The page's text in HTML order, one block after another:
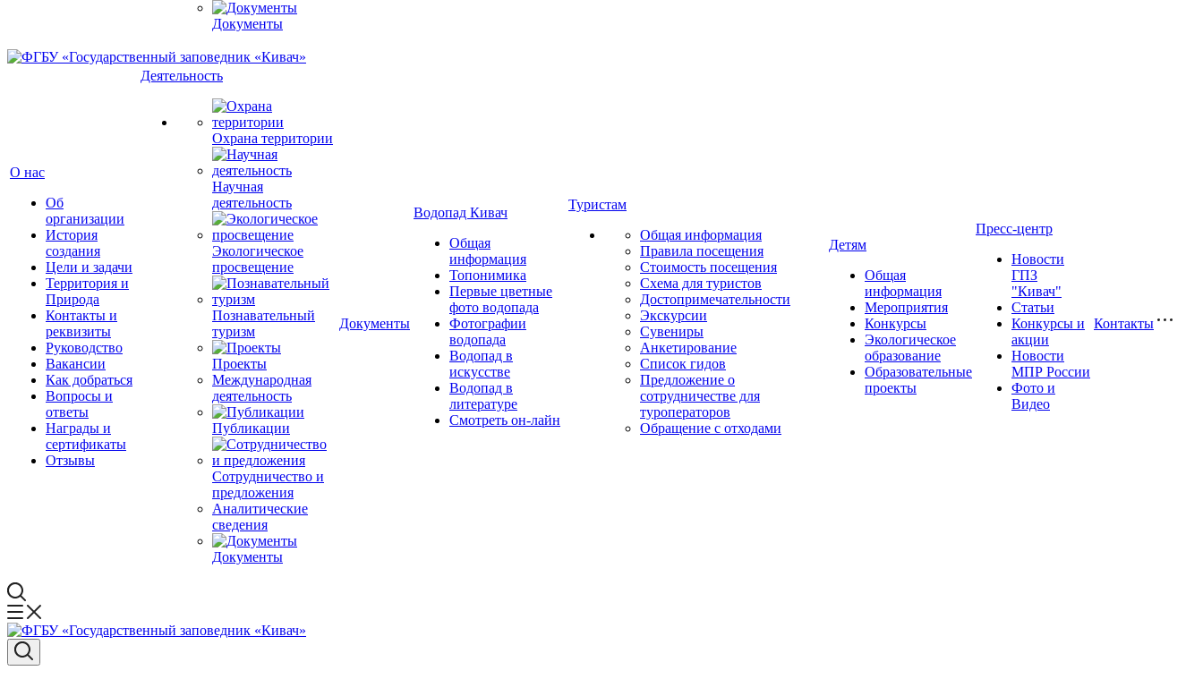
Документы
О нас
Об
организации
История
создания
Цели и задачи
Территория и
Природа
Контакты и
реквизиты
Руководство
Вакансии
Как добраться
Вопросы и
ответы
Награды и
сертификаты
Отзывы
Деятельность
Охрана территории
Научная
деятельность
Экологическое
просвещение
Познавательный
туризм
Проекты
Международная
деятельность
Публикации
Сотрудничество и
предложения
Аналитические
сведения
Документы
Документы
Водопад Кивач
Общая
информация
Топонимика
Первые цветные
фото водопада
Фотографии
водопада
Водопад в
искусстве
Водопад в
литературе
Смотреть он-лайн
Туристам
Общая информация
Правила посещения
Стоимость посещения
Схема для туристов
Достопримечательности
Экскурсии
Сувениры
Анкетирование
Список гидов
Предложение о
сотрудничестве для
туроператоров
Обращение с отходами
Детям
Общая
информация
Мероприятия
Конкурсы
Экологическое
образование
Образовательные
проекты
Пресс-центр
Новости
ГПЗ
"Кивач"
Статьи
Конкурсы и
акции
Новости
МПР России
Фото и
Видео
Контакты